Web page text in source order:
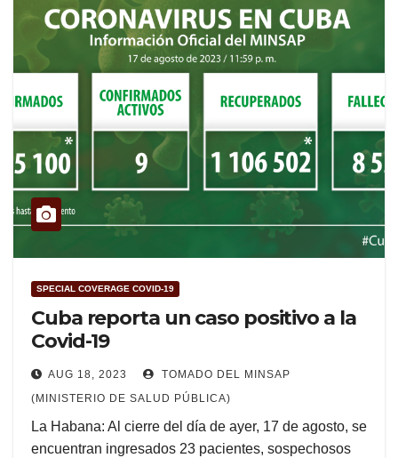
SPECIAL COVERAGE COVID-19
Cuba reporta un caso positivo a la
Covid-19
AUG 18, 2023
TOMADO DEL MINSAP
(MINISTERIO DE SALUD PÚBLICA)
La Habana: Al cierre del día de ayer, 17 de agosto, se
encuentran ingresados 23 pacientes, sospechosos